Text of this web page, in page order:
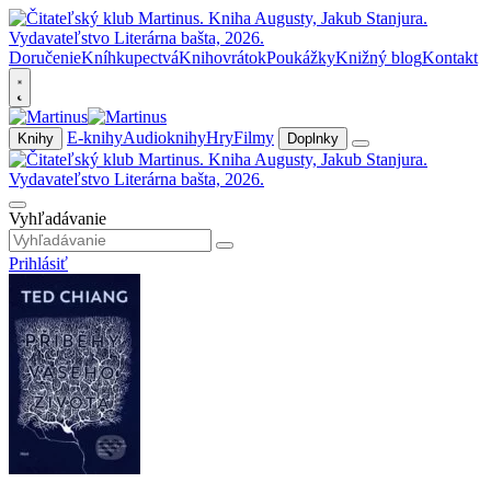
DoručenieKníhkupectváKnihovrátokPoukážkyKnižný blogKontakt
Knihy E-knihyAudioknihyHryFilmy Doplnky
Vyhľadávanie
Prihlásiť